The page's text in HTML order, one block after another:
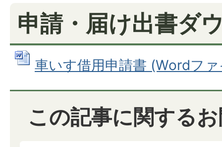
申請・届け出書ダ
車いす借用申請書 (Wordフ
この記事に関する